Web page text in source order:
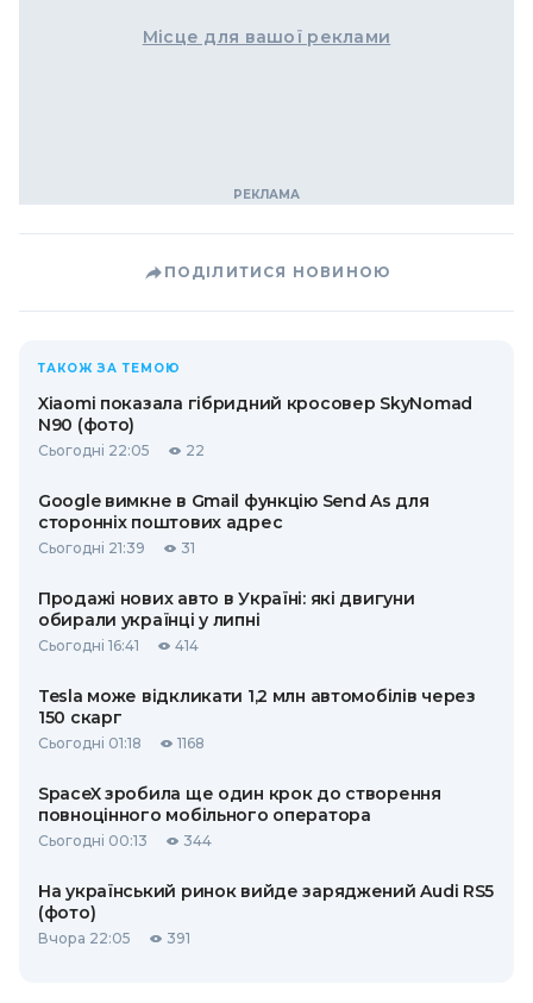
Місце для вашої реклами
ПОДІЛИТИСЯ НОВИНОЮ
ТАКОЖ ЗА ТЕМОЮ
Xiaomi показала гібридний кросовер SkyNomad
N90 (фото)
Сьогодні 22:05 22
Google вимкне в Gmail функцію Send As для
сторонніх поштових адрес
Сьогодні 21:39 31
Продажі нових авто в Україні: які двигуни
обирали українці у липні
Сьогодні 16:41 414
Tesla може відкликати 1,2 млн автомобілів через
150 скарг
Сьогодні 01:18 1168
SpaceX зробила ще один крок до створення
повноцінного мобільного оператора
Сьогодні 00:13 344
На український ринок вийде заряджений Audi RS5
(фото)
Вчора 22:05 391